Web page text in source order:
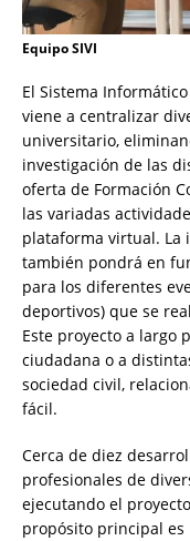
Equipo SIVI
El Sistema
viene a centralizar
universitario,
investigación de las
oferta de Formación
las variadas
plataforma virtual. La
también pondrá en
para los diferentes
deportivos) que se
Este proyecto a largo
ciudadana o a
sociedad civil,
fácil.
Cerca de diez
profesionales de
ejecutando el
propósito principal